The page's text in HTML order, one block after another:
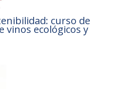
curso de
vinos ecológicos y